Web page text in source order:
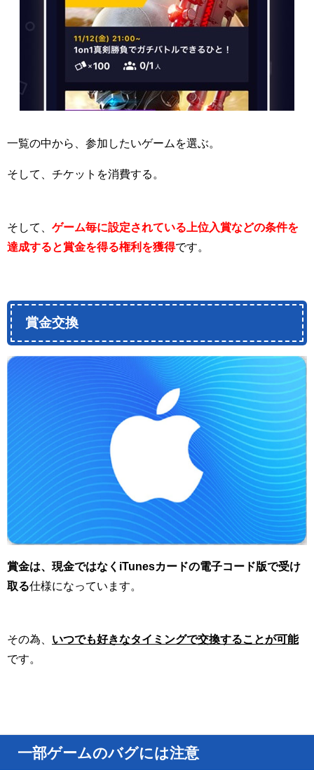
一覧の中から、参加したいゲームを選ぶ。
そして、チケットを消費する。
そして、 ゲーム毎に設定されている上位入賞などの条件を
達成すると賞金を得る権利を獲得です。
賞金交換
賞金は、現金ではなくiTunesカードの電子コード版で受け
取る仕様になっています。
その為、 いつでも好きなタイミングで交換することが可能
です。
一部ゲームのバグには注意